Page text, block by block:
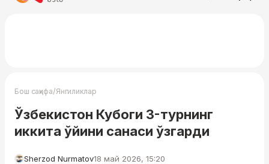
Бош саҳифа/Янгиликлар
Ўзбекистон Кубоги 3-турнинг
иккита ўйини санаси ўзгарди
Sherzod Nurmatov18 май 2026, 15:20